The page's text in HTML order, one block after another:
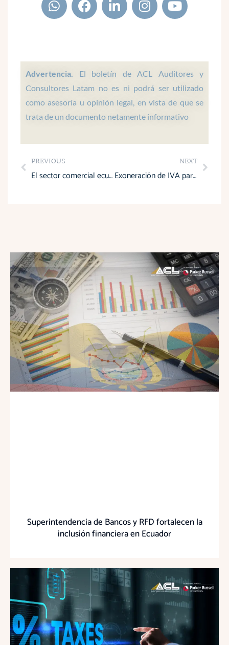
h
a
a
p
p
a
c
o
o
k
i
n
d
i
n
n
s
g
r
a
m
o
u
b
e
Advertencia.
El boletín de ACL Auditores y
Consultores Latam no es ni podrá ser utilizado
como asesoría u opinión legal, en vista de que se
trata de un documento netamente informativo
Prev
PREVIOUS
El sector comercial ecuatoriano se adapta y crece en un entorno desafiante
NEXT
Exoneración de IVA para importación y venta de generadores eléctricos en Ecuador
Superintendencia de Bancos y RFD fortalecen la
inclusión financiera en Ecuador